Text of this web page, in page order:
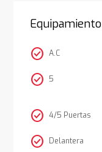
Equipamiento
check_circle A.C
check_circle 5
check_circle 4/5 Puertas
check_circle Delantera